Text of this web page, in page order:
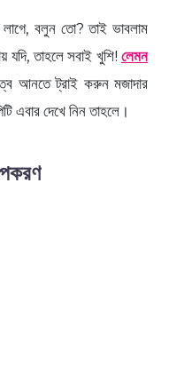
বলুন তো? তাই ভাবলাম
তাহলে সবাই খুশি! লেমন
আনতে ট্রাই করুন মজাদার
এবার দেখে নিন তাহলে।